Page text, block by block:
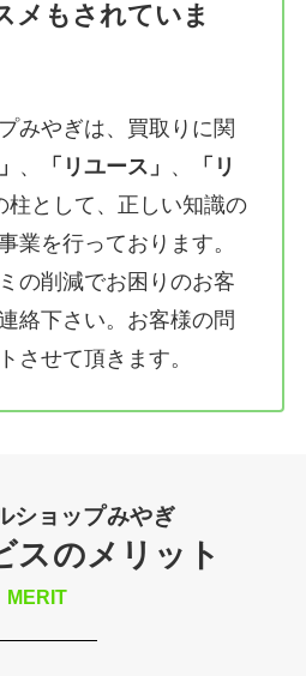
メもされていま
みやぎは、買取りに関
、 「リユース」 、
「リ
柱として、正しい知識の
業を行っております。
の削減でお困りのお客
絡下さい。お客様の問
させて頂きます。
ショップみやぎ
スのメリット
MERIT